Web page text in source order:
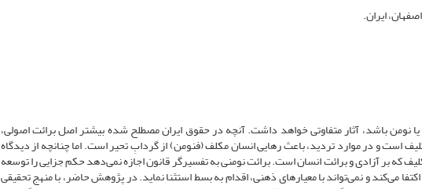
ایران.
نومن باشد، آثار متفاوتی خواهد داشت. آنچه در حقوق ایران مصطلح شده بیشتر اصل برائت اصولی،
و در موارد تردید، باعث رهایی انسان مکلف (فنومن) از گردابِ تحیر است. اما چنانچه از دیدگاه
که بر آزادی و برائت انسان است. برائت نومنی به تفسیرگر قانون اجازه نمی‌دهد حکم جزایی را توسعه
می‌کند و نمی‌تواند با معیارهای ذهنی، اقدام به بسط استثنا نماید. در پژوهش حاضر، با منهج تحقیقی